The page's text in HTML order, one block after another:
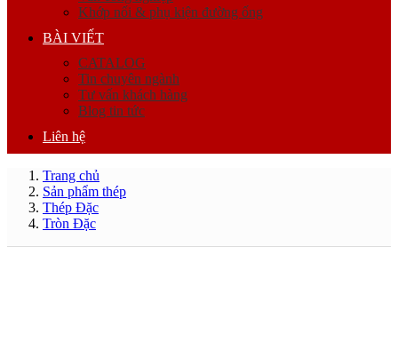
Khớp nối & phụ kiện đường ống
BÀI VIẾT
CATALOG
Tin chuyên ngành
Tư vấn khách hàng
Blog tin tức
Liên hệ
Trang chủ
Sản phẩm thép
Thép Đặc
Tròn Đặc